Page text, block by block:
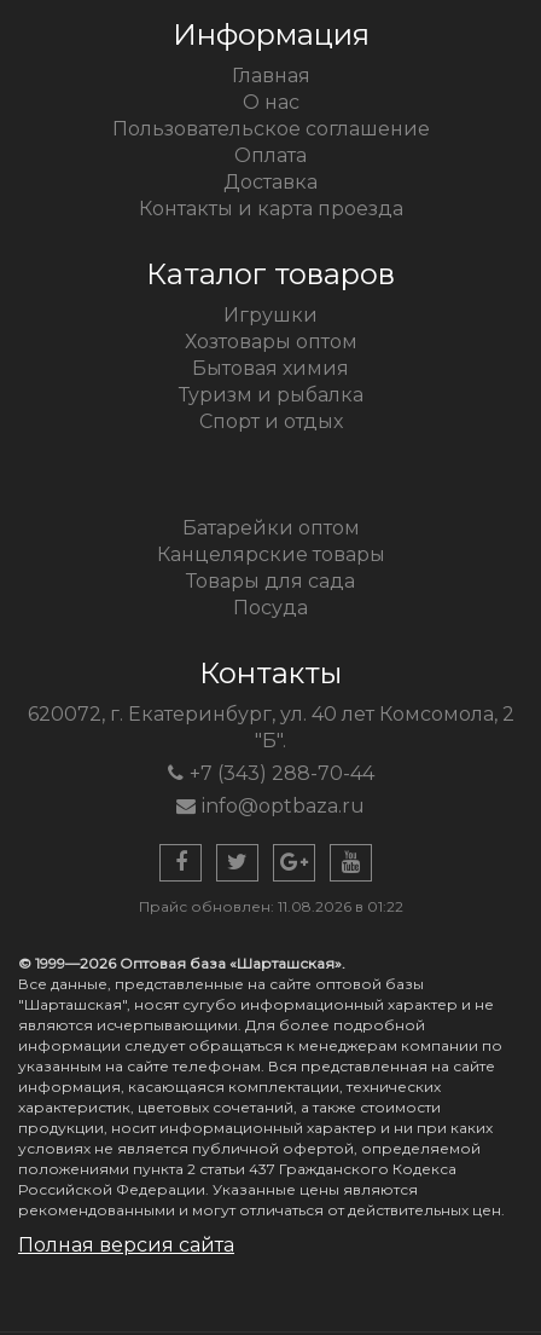
Информация
Главная
О нас
Пользовательское соглашение
Оплата
Доставка
Контакты и карта проезда
Каталог товаров
Игрушки
Хозтовары оптом
Бытовая химия
Туризм и рыбалка
Спорт и отдых
Батарейки оптом
Канцелярские товары
Товары для сада
Посуда
Контакты
620072, г. Екатеринбург, ул. 40 лет Комсомола, 2
"Б".
+7 (343) 288-70-44
info@optbaza.ru
Прайс обновлен: 11.08.2026 в 01:22
© 1999—2026 Оптовая база «Шарташская».
Все данные, представленные на сайте оптовой базы
"Шарташская", носят сугубо информационный характер и не
являются исчерпывающими. Для более подробной
информации следует обращаться к менеджерам компании по
указанным на сайте телефонам. Вся представленная на сайте
информация, касающаяся комплектации, технических
характеристик, цветовых сочетаний, а также стоимости
продукции, носит информационный характер и ни при каких
условиях не является публичной офертой, определяемой
положениями пункта 2 статьи 437 Гражданского Кодекса
Российской Федерации. Указанные цены являются
рекомендованными и могут отличаться от действительных цен.
Полная версия сайта